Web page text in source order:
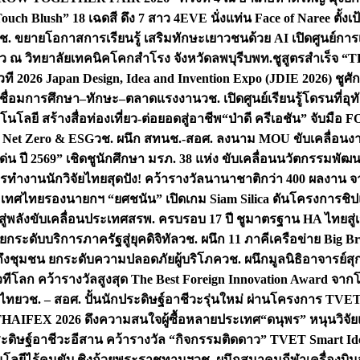
Blush” 18 เฉดสี ดึง 7 สาว 4EVE นั่งแท่น Face of Naree ตั้ง
. ขยายโอกาสการเรียนรู้ เสริมทักษะเยาวชนด้วย AI เปิดศูนย์กา
ณ วิทยาลัยเทคนิคโคกสำโรง จังหวัดลพบุรีบพท.ชูสูตรสำเร็จ
2026 Japan Design, Idea and Invention Expo (JDIE 2026)
ชื่อมการศึกษา–ทักษะ–ตลาดแรงงานวช. เปิดศูนย์เรียนรู้โดรนที่อุ
โลยี สร้างสื่อท่องเที่ยว-ต่อยอดสู่อาชีพ“ป่าดี ครีเอชัน” จับมือ
Zero & ESGวช. ผนึก สทนช.-สอศ. ลงนาม MOU ขับเคลื่อน
ปี 2569” เชิดชูนักศึกษา มรภ. 38 แห่ง ขับเคลื่อนนวัตกรรมพัฒ
ทำงานนักวิจัยไทยสุดปัง! คว้ารางวัลนานาชาติกว่า 400 ผลงาน
ทศไทยรองนายกฯ “ยศชนัน” เปิดเกม Siam Silica ดันโครงการชิ
พลังขับเคลื่อนประเทศสรพ. ครบรอบ 17 ปี ชูมาตรฐาน HA ไทย
กระดับบริการภาครัฐสู่ยุคดิจิทัลวช. ผนึก 11 ภาคีเครือข่าย Big
งชุมชน ยกระดับความปลอดภัยผู้บริโภควช. ผนึกมูลนิธิอาจารย์สุ
ลก คว้ารางวัลสูงสุด The Best Foreign Innovation Award จา
ทยวช. – สอศ. ปั้นนักประดิษฐ์อาชีวะรุ่นใหม่ ผ่านโครงการ TVET
2026 ดึงความสนใจผู้ซื้อหลายประเทศ“ดนุพร” หนุนวิจัย
ษฐ์อาชีวะอีสาน คว้ารางวัล “กิจกรรมติดดาว” TVET Smart